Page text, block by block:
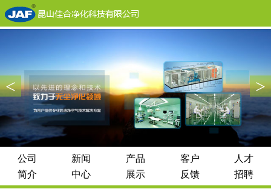
< >
公司
简介
新闻
中心
产品
展示
客户
反馈
人才
招聘